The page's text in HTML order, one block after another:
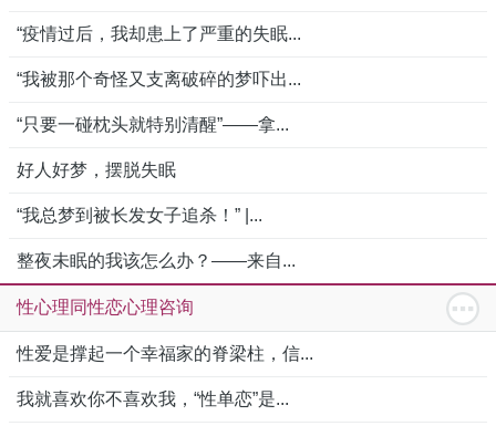
“疫情过后，我却患上了严重的失眠...
“我被那个奇怪又支离破碎的梦吓出...
“只要一碰枕头就特别清醒”——拿...
好人好梦，摆脱失眠
“我总梦到被长发女子追杀！” |...
整夜未眠的我该怎么办？——来自...
性心理同性恋心理咨询
性爱是撑起一个幸福家的脊梁柱，信...
我就喜欢你不喜欢我，“性单恋”是...